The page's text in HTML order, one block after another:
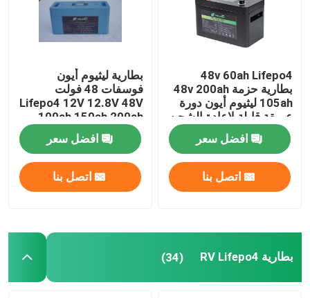
48v 60ah Lifepo4
بطارية حزمة 48v 200ah
105ah ليثيوم أيون دورة
عميقة قابلة لإعادة الشحن
RV
افضل سعر
اتصل بنا
بطارية ليثيوم أيون
فوسفات 48 فولت
Lifepo4 12V 12.8V 48V
100ah 150ah 200ah
300ah 400ah
افضل سعر
اتصل بنا
بطارية RV Lifepo4 (34)